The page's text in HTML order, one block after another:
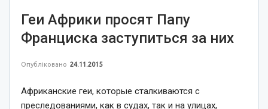
Геи Африки просят Папу
Франциска заступиться за них
Опубліковано 24.11.2015
Африканские геи, которые сталкиваются с
преследованиями, как в судах, так и на улицах,